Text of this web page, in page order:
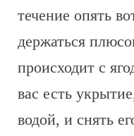
течение опять
держаться
происходит с
вас есть
водой, и снять